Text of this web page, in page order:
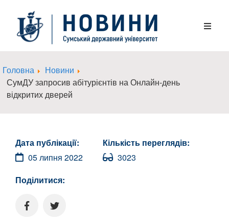
Головна
Новини
СумДУ запросив абітурієнтів на Онлайн-день
відкритих дверей
Дата публікації:
05 липня 2022
Кількість переглядів:
3023
Поділитися: